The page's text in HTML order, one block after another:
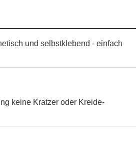
und selbstklebend - einfach
keine Kratzer oder Kreide-